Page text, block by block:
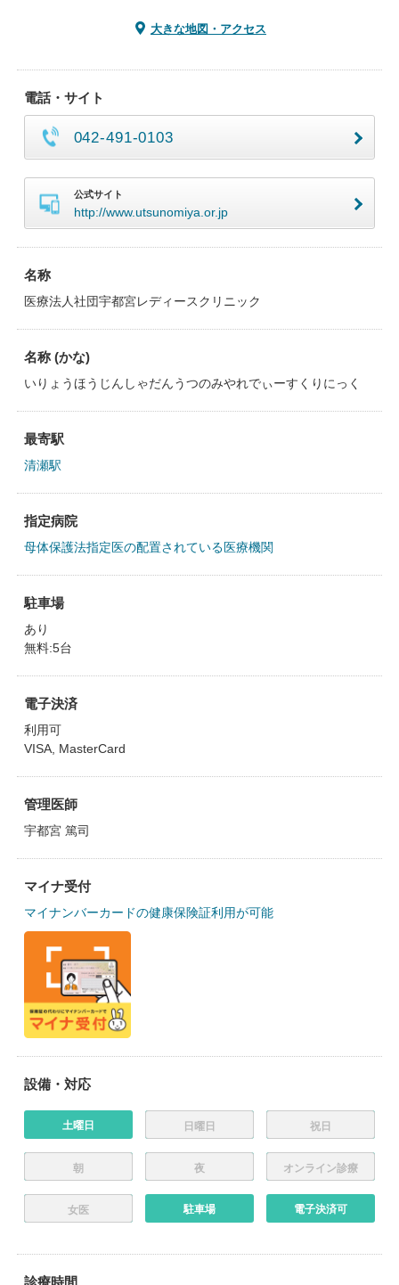
大きな地図・アクセス
電話・サイト
042-491-0103
公式サイト
http://www.utsunomiya.or.jp
名称
医療法人社団宇都宮レディースクリニック
名称 (かな)
いりょうほうじんしゃだんうつのみやれでぃーすくりにっく
最寄駅
清瀬駅
指定病院
母体保護法指定医の配置されている医療機関
駐車場
あり
無料:5台
電子決済
利用可
VISA, MasterCard
管理医師
宇都宮 篤司
マイナ受付
マイナンバーカードの健康保険証利用が可能
設備・対応
土曜日 日曜日 祝日
朝 夜 オンライン診療
女医 駐車場 電子決済可
診療時間